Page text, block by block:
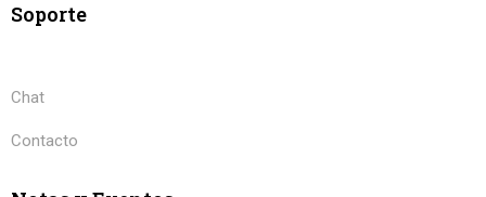
Soporte
Chat
Contacto